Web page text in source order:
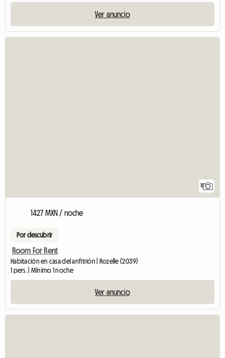
Ver anuncio
11
1427 MXN / noche
Por descubrir
Room For Rent
Habitación en casa del anfitrión | Rozelle (2039)
1 pers. | Mínimo 1 noche
Ver anuncio